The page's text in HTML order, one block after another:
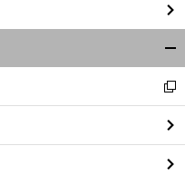
閉
る
新
し
い
ウ
ィ